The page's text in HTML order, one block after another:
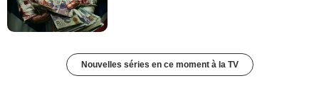
Nouvelles séries en ce moment à la TV